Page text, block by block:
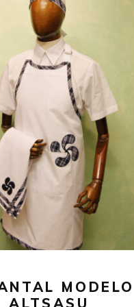
29,00€
AÑADIR AL CARRITO
MODELO
ALTSASU